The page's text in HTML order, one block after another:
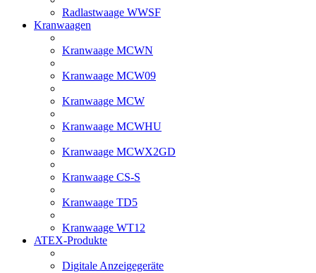
Radlastwaage WWSF
Kranwaagen
Kranwaage MCWN
Kranwaage MCW09
Kranwaage MCW
Kranwaage MCWHU
Kranwaage MCWX2GD
Kranwaage CS-S
Kranwaage TD5
Kranwaage WT12
ATEX-Produkte
Digitale Anzeigegeräte